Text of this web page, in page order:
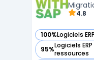
toutes leurs
4.8
100%Logiciels
— voir RISE with
95%Logiciels
ressources
— voir RISE with